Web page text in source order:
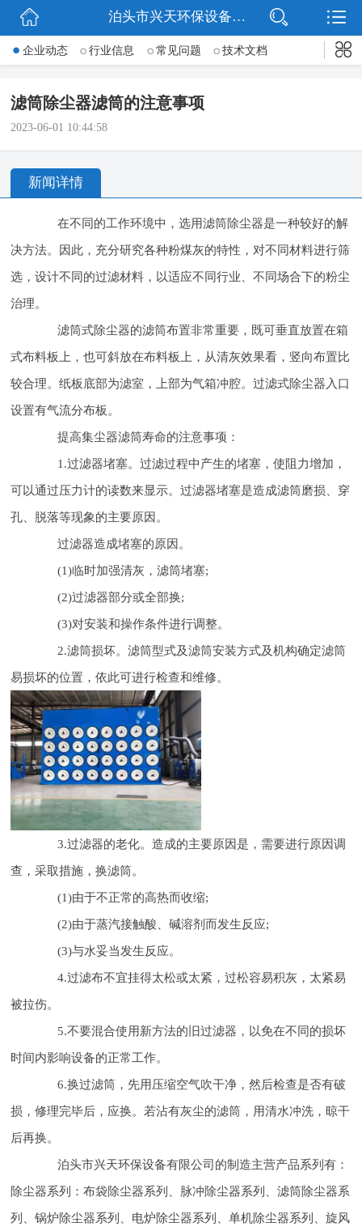
网站首页
联系我们
泊头市兴天环保设备有限公司
企业动态 行业信息 常见问题 技术文档
滤筒除尘器滤筒的注意事项
2023-06-01 10:44:58
新闻详情
在不同的工作环境中，选用滤筒除尘器是一种较好的解
决方法。因此，充分研究各种粉煤灰的特性，对不同材料进行筛
选，设计不同的过滤材料，以适应不同行业、不同场合下的粉尘
治理。
滤筒式除尘器的滤筒布置非常重要，既可垂直放置在箱
式布料板上，也可斜放在布料板上，从清灰效果看，竖向布置比
较合理。纸板底部为滤室，上部为气箱冲腔。过滤式除尘器入口
设置有气流分布板。
提高集尘器滤筒寿命的注意事项：
1.过滤器堵塞。过滤过程中产生的堵塞，使阻力增加，
可以通过压力计的读数来显示。过滤器堵塞是造成滤筒磨损、穿
孔、脱落等现象的主要原因。
过滤器造成堵塞的原因。
(1)临时加强清灰，滤筒堵塞;
(2)过滤器部分或全部换;
(3)对安装和操作条件进行调整。
2.滤筒损坏。滤筒型式及滤筒安装方式及机构确定滤筒
易损坏的位置，依此可进行检查和维修。
3.过滤器的老化。造成的主要原因是，需要进行原因调
查，采取措施，换滤筒。
(1)由于不正常的高热而收缩;
(2)由于蒸汽接触酸、碱溶剂而发生反应;
(3)与水妥当发生反应。
4.过滤布不宜挂得太松或太紧，过松容易积灰，太紧易
被拉伤。
5.不要混合使用新方法的旧过滤器，以免在不同的损坏
时间内影响设备的正常工作。
6.换过滤筒，先用压缩空气吹干净，然后检查是否有破
损，修理完毕后，应换。若沾有灰尘的滤筒，用清水冲洗，晾干
后再换。
泊头市兴天环保设备有限公司的制造主营产品系列有：
除尘器系列：布袋除尘器系列、脉冲除尘器系列、滤筒除尘器系
列、锅炉除尘器系列、电炉除尘器系列、单机除尘器系列、旋风